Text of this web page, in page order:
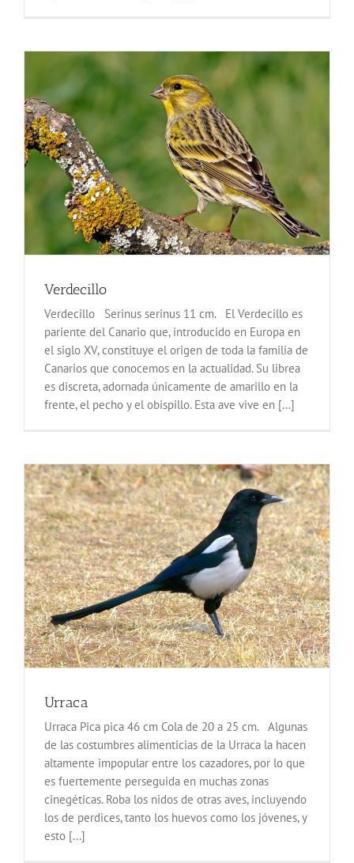
Verdecillo
Verdecillo Serinus serinus 11 cm. El Verdecillo es
pariente del Canario que, introducido en Europa en
el siglo XV, constituye el origen de toda la familia de
Canarios que conocemos en la actualidad. Su librea
es discreta, adornada únicamente de amarillo en la
frente, el pecho y el obispillo. Esta ave vive en [...]
Urraca
Urraca Pica pica 46 cm Cola de 20 a 25 cm. Algunas
de las costumbres alimenticias de la Urraca la hacen
altamente impopular entre los cazadores, por lo que
es fuertemente perseguida en muchas zonas
cinegéticas. Roba los nidos de otras aves, incluyendo
los de perdices, tanto los huevos como los jóvenes, y
esto [...]